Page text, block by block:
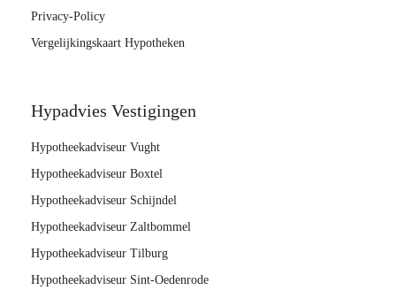
Privacy-Policy
Vergelijkingskaart Hypotheken
Hypadvies Vestigingen
Hypotheekadviseur Vught
Hypotheekadviseur Boxtel
Hypotheekadviseur Schijndel
Hypotheekadviseur Zaltbommel
Hypotheekadviseur Tilburg
Hypotheekadviseur Sint-Oedenrode